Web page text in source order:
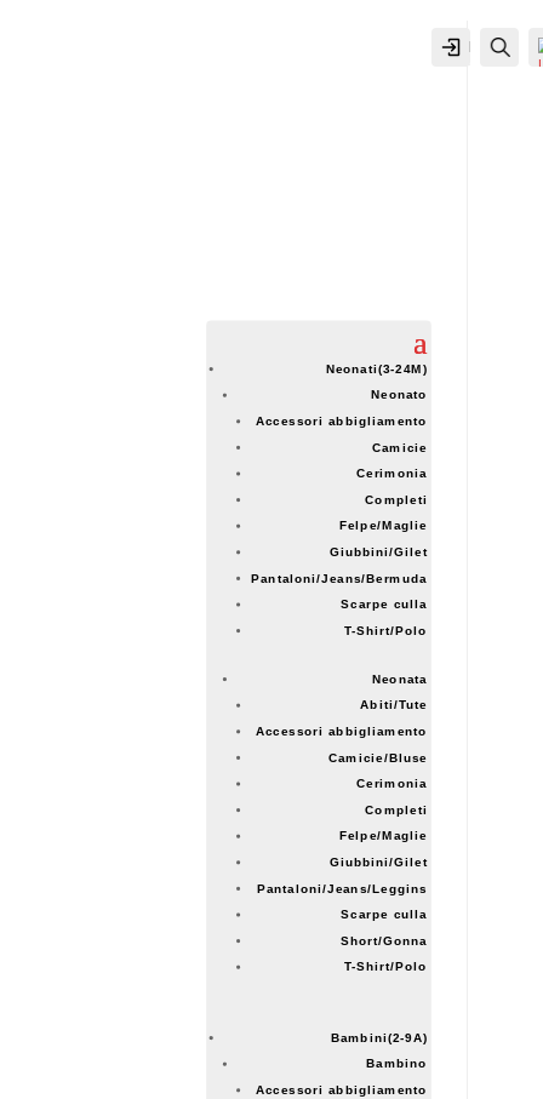
Neonati(3-24M)
Neonato
Accessori abbigliamento
Camicie
Cerimonia
Completi
Felpe/Maglie
Giubbini/Gilet
Pantaloni/Jeans/Bermuda
Scarpe culla
T-Shirt/Polo
Neonata
Abiti/Tute
Accessori abbigliamento
Camicie/Bluse
Cerimonia
Completi
Felpe/Maglie
Giubbini/Gilet
Pantaloni/Jeans/Leggins
Scarpe culla
Short/Gonna
T-Shirt/Polo
Bambini(2-9A)
Bambino
Accessori abbigliamento
IL MIO
ACCOUNT